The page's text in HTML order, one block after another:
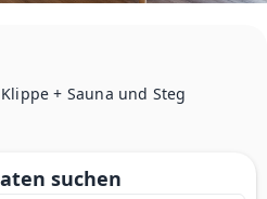
+ Sauna und Steg
suchen